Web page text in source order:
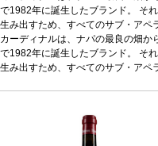
で1982年に誕生したブランド。 そ
生み出すため、すべてのサブ・アペ
ます。2001年からワインメーカー
的な感性が、各ロットを融合させ、
ワインに仕上げます。 クリストフ
ど、2021ヴィンテージは多くの物
チョコレートで覆われたエスプレ
た鮮やかな果実味が際立っている
カーディナルは、ナパの最良の畑か
で1982年に誕生したブランド。 そ
生み出すため、すべてのサブ・アペ
ワインに仕上げます。 クリストフ
024年にはマスター・ワインメーカ
喜びに満ちた穏